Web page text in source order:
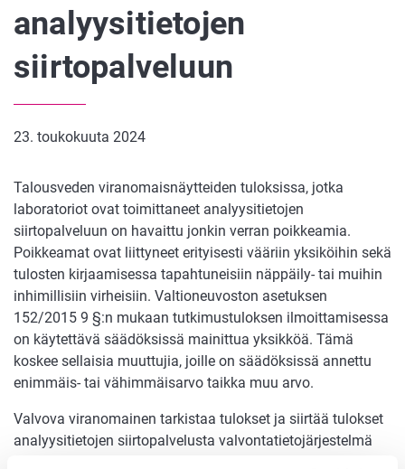
analyysitietojen
siirtopalveluun
23. toukokuuta 2024
Talousveden viranomaisnäytteiden tuloksissa, jotka
laboratoriot ovat toimittaneet analyysitietojen
siirtopalveluun on havaittu jonkin verran poikkeamia.
Poikkeamat ovat liittyneet erityisesti vääriin yksiköihin sekä
tulosten kirjaamisessa tapahtuneisiin näppäily- tai muihin
inhimillisiin virheisiin. Valtioneuvoston asetuksen
152/2015 9 §:n mukaan tutkimustuloksen ilmoittamisessa
on käytettävä säädöksissä mainittua yksikköä. Tämä
koskee sellaisia muuttujia, joille on säädöksissä annettu
enimmäis- tai vähimmäisarvo taikka muu arvo.
Valvova viranomainen tarkistaa tulokset ja siirtää tulokset
analyysitietojen siirtopalvelusta valvontatietojärjestelmä